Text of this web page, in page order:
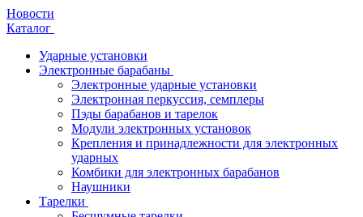
Новости
Каталог
Ударные установки
Электронные барабаны
Электронные ударные установки
Электронная перкуссия, семплеры
Пэды барабанов и тарелок
Модули электронных установок
Крепления и принадлежности для электронных
ударных
Комбики для электронных барабанов
Наушники
Тарелки